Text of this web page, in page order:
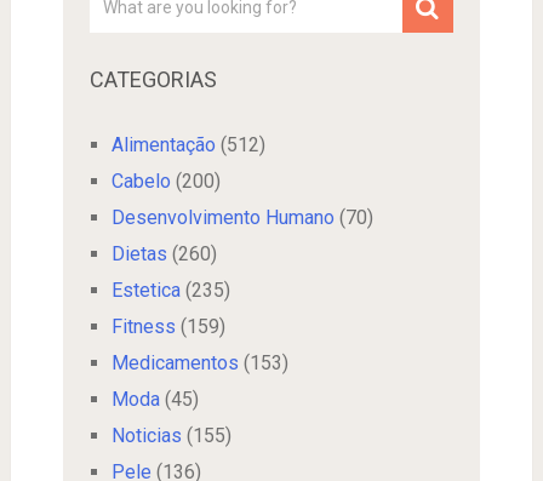
CATEGORIAS
Alimentação (512)
Cabelo (200)
Desenvolvimento Humano (70)
Dietas (260)
Estetica(235)
Fitness (159)
Medicamentos (153)
Moda(45)
Noticias (155)
Pele (136)